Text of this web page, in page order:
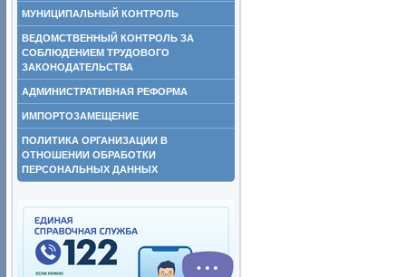
МУНИЦИПАЛЬНЫЙ КОНТРОЛЬ
ВЕДОМСТВЕННЫЙ КОНТРОЛЬ ЗА
СОБЛЮДЕНИЕМ ТРУДОВОГО
ЗАКОНОДАТЕЛЬСТВА
АДМИНИСТРАТИВНАЯ РЕФОРМА
ИМПОРТОЗАМЕЩЕНИЕ
ПОЛИТИКА ОРГАНИЗАЦИИ В
ОТНОШЕНИИ ОБРАБОТКИ
ПЕРСОНАЛЬНЫХ ДАННЫХ